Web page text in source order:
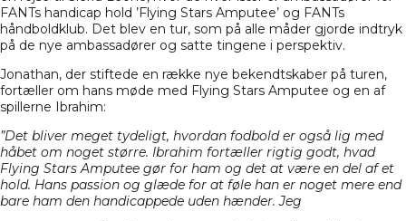
FANTs handicap hold ’Flying Stars Amputee’ og FANTs
håndboldklub. Det blev en tur, som på alle måder gjorde indtryk
på de nye ambassadører og satte tingene i perspektiv.
Jonathan, der stiftede en række nye bekendtskaber på turen,
fortæller om hans møde med Flying Stars Amputee og en af
spillerne Ibrahim:
”Det bliver meget tydeligt, hvordan fodbold er også lig med
håbet om noget større. Ibrahim fortæller rigtig godt, hvad
Flying Stars Amputee gør for ham og det at være en del af et
hold. Hans passion og glæde for at føle han er noget mere end
bare ham den handicappede uden hænder. Jeg